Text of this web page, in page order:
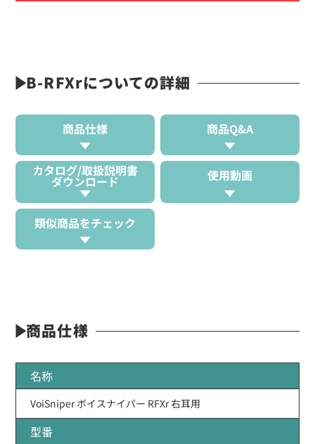
B-RFXrについての詳細
商品仕様 商品Q&A
カタログ/取扱説明書
ダウンロード 使用動画
類似商品をチェック
商品仕様
名称
VoiSniper ボイスナイパー RFXr 右耳用
型番